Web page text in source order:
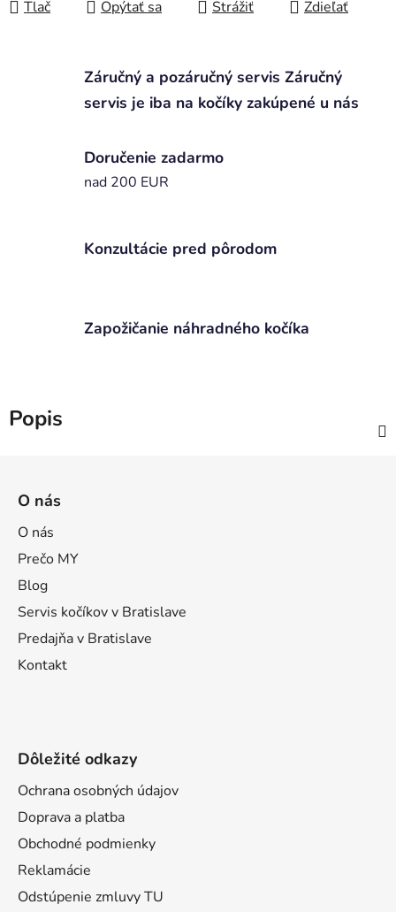
Tlač Opýtať sa Strážiť Zdieľať
Záručný a pozáručný servis Záručný
servis je iba na kočíky zakúpené u nás
Doručenie zadarmo
nad 200 EUR
Konzultácie pred pôrodom
Zapožičanie náhradného kočíka
Popis
O nás
O nás
Prečo MY
Blog
Servis kočíkov v Bratislave
Predajňa v Bratislave
Kontakt
Dôležité odkazy
Ochrana osobných údajov
Doprava a platba
Obchodné podmienky
Reklamácie
Odstúpenie zmluvy TU